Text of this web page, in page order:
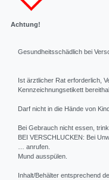
Achtung!
Gesundheitsschädlich bei
Ist ärztlicher Rat erforderlich,
Kennzeichnungsetikett
Darf nicht in die Hände von
Bei Gebrauch nicht essen,
BEI VERSCHLUCKEN: Bei
… anrufen.
Mund ausspülen.
Inhalt/Behälter entsprechend